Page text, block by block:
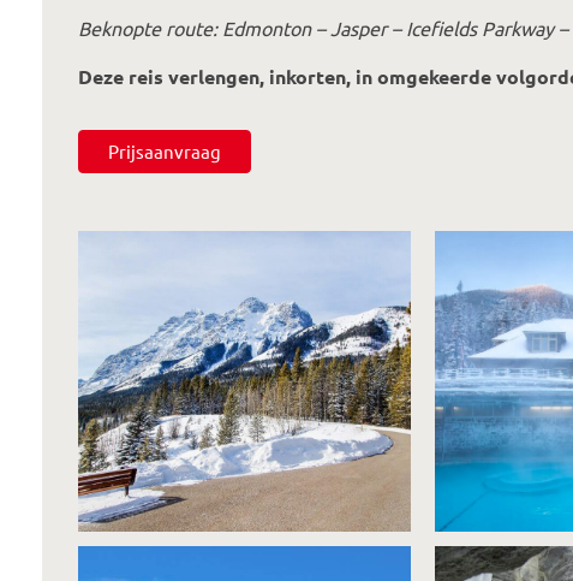
Beknopte route: Edmonton – Jasper – Icefields Parkway
Deze reis verlengen, inkorten, in omgekeerde
Prijsaanvraag